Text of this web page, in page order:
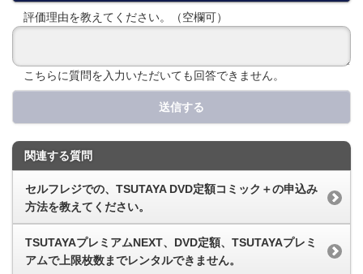
評価理由を教えてください。（空欄可）
こちらに質問を入力いただいても回答できません。
送信する
関連する質問
セルフレジでの、TSUTAYA DVD定額コミック＋の申込み
方法を教えてください。
TSUTAYAプレミアムNEXT、DVD定額、TSUTAYAプレミ
アムで上限枚数までレンタルできません。